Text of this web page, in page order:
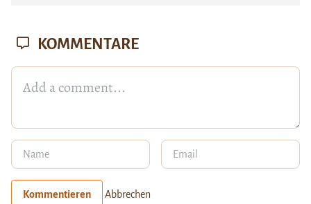
KOMMENTARE
Kommentieren Abbrechen